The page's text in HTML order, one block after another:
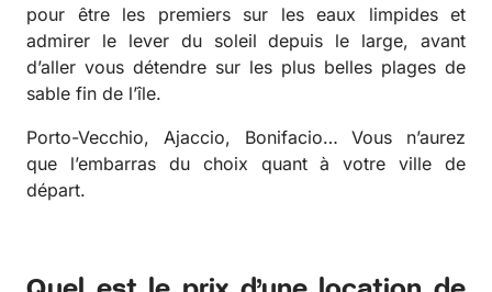
pour être les premiers sur les eaux limpides et
admirer le lever du soleil depuis le large, avant
d’aller vous détendre sur les plus belles plages de
sable fin de l’île.
Porto-Vecchio, Ajaccio, Bonifacio… Vous n’aurez
que l’embarras du choix quant à votre ville de
départ.